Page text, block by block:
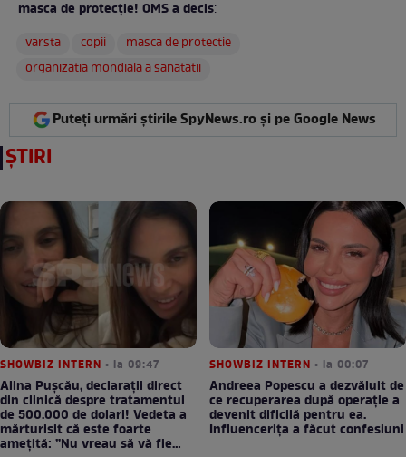
masca de protecție! OMS a decis:
varsta
copii
masca de protectie
organizatia mondiala a sanatatii
Puteți urmări știrile SpyNews.ro și pe Google News
ȘTIRI
SHOWBIZ INTERN • la 09:47
Alina Pușcău, declarații direct
din clinică despre tratamentul
de 500.000 de dolari! Vedeta a
mărturisit că este foarte
amețită: ”Nu vreau să vă fie
SHOWBIZ INTERN • la 00:07
Andreea Popescu a dezvăluit de
ce recuperarea după operație a
devenit dificilă pentru ea.
Influencerița a făcut confesiuni